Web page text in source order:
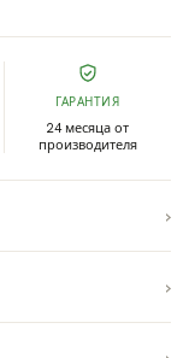
ГАРАНТИЯ
24 месяца от
производителя
›
›